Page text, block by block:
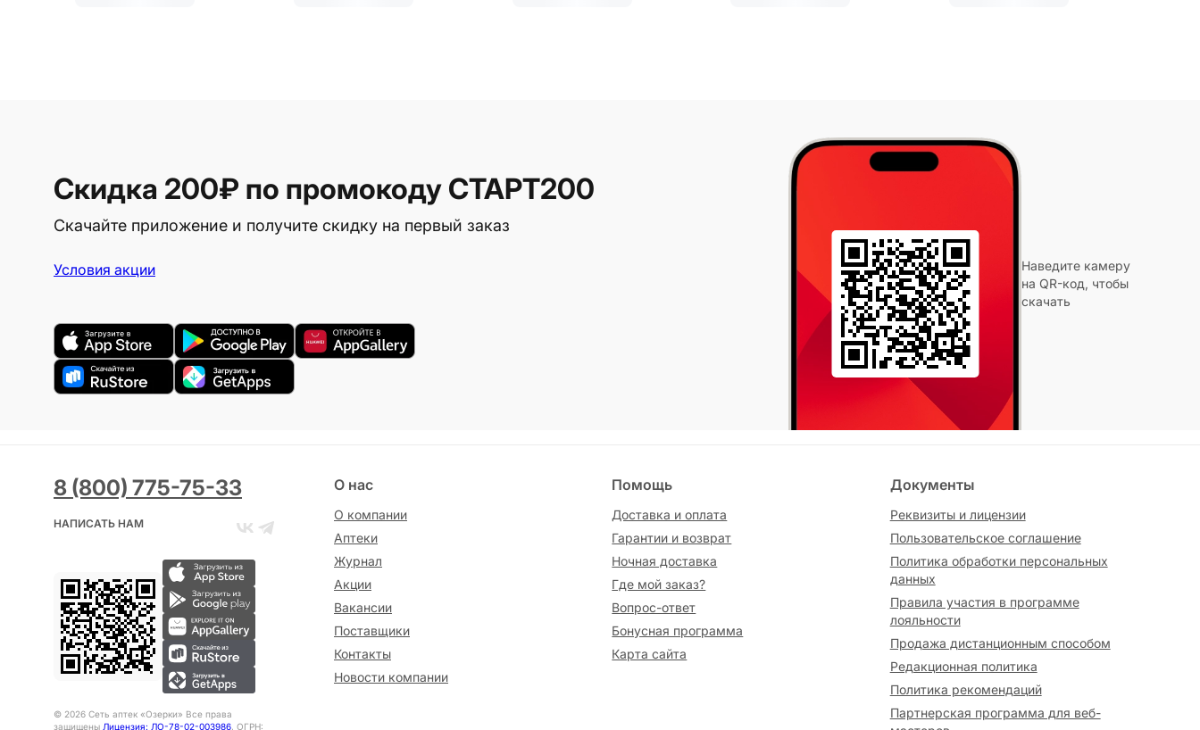
Скидка 200₽ по промокоду СТАРТ200
Скачайте приложение и получите скидку на первый заказ
Условия акции
Наведите камеру
на QR-код, чтобы
скачать
8 (800) 775-75-33
НАПИСАТЬ НАМ
© 2026 Сеть аптек «Озерки» Все права
защищены Лицензия: ЛО-78-02-003986, ОГРН:
О нас
О компании
Аптеки
Журнал
Акции
Вакансии
Поставщики
Контакты
Новости компании
Помощь
Доставка и оплата
Гарантии и возврат
Ночная доставка
Где мой заказ?
Вопрос-ответ
Бонусная программа
Карта сайта
Документы
Реквизиты и лицензии
Пользовательское соглашение
Политика обработки персональных
данных
Правила участия в программе
лояльности
Продажа дистанционным способом
Редакционная политика
Политика рекомендаций
Партнерская программа для веб-